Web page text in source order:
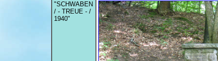
"SCHWABEN
/ - TREUE - /
1940"